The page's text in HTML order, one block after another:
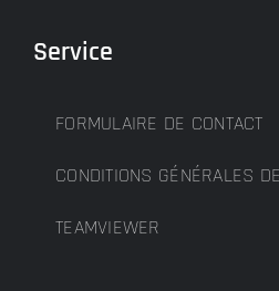
Service
FORMULAIRE DE CONTACT
CONDITIONS GÉNÉRALES
TEAMVIEWER